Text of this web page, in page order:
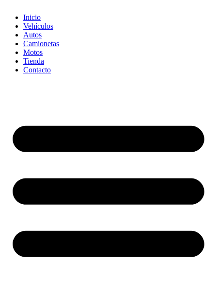
Inicio
Vehículos
Autos
Camionetas
Motos
Tienda
Contacto